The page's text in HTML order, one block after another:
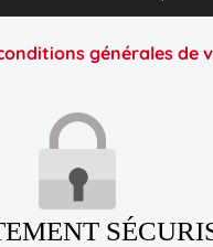
générales de